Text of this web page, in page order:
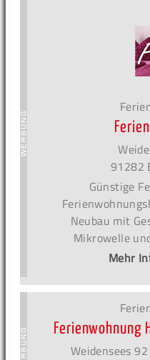
91282
Günstige
Neubau mit
Mikrowelle
Mehr
Ferienwohnung
Weidensees